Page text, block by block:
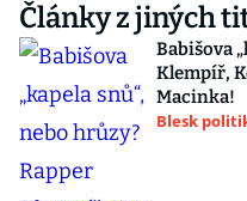
Články z jiných
Babišova
Klempíř,
Macinka!
Blesk